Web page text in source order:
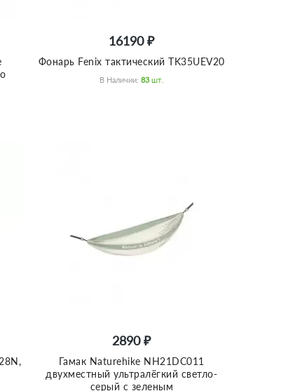
16190 ₽
Фонарь Fenix тактический TK35UEV20
В Наличии: 83 Шт.
2890 ₽
Гамак Naturehike NH21DC011
двухместный ультралёгкий светло-
серый с зеленым